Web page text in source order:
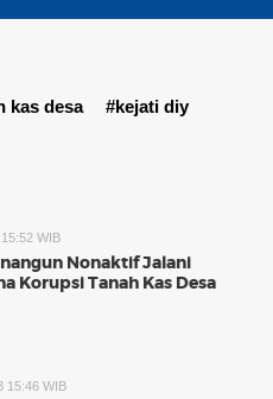
kas desa
#kejati diy
WIB
Nonaktif Jalani
Korupsi Tanah Kas Desa
15:46 WIB